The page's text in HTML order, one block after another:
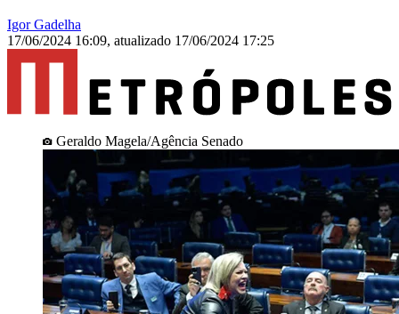
Igor Gadelha
17/06/2024 16:09, atualizado 17/06/2024 17:25
Geraldo Magela/Agência Senado